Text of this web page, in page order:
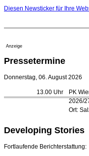
geht 2027
Kammerorchester
Opernhäuser
Ensemblemitglieder
Festspiele
17. Juli 2026 - 18:03
16. Juli 2026 - 22:49
Quatuor Ebène
Diesen Newsticker für Ihre
Anzeige
Pressetermine
Donnerstag, 06. August 2026
13.00 Uhr
PK
2026/
Ort:
Developing Stories
Fortlaufende Berichterstattung: